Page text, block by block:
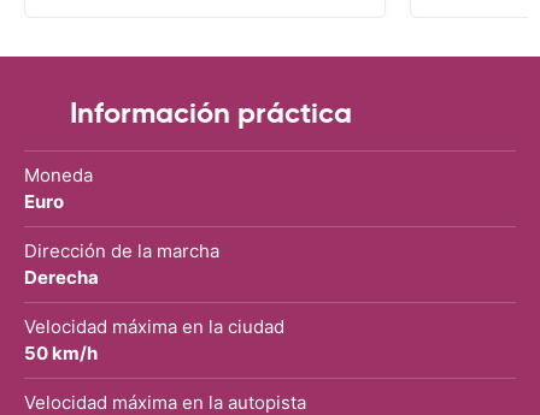
con CARRETALS. Muchas gracias.
para ALBANIA
Información práctica
Moneda
Euro
Dirección de la marcha
Derecha
Velocidad máxima en la ciudad
50 km/h
Velocidad máxima en la autopista